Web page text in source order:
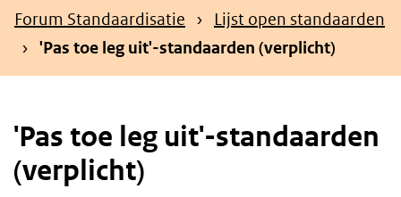
zoekterm
Kruimelpad
Forum Standaardisatie
Lijst open standaarden
'Pas toe leg uit'-standaarden (verplicht)
'Pas toe leg uit'-standaarden
(verplicht)